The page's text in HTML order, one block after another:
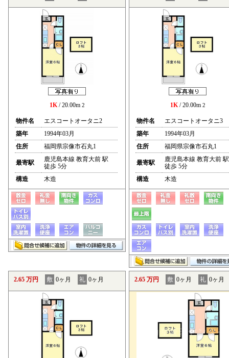
1K/ 20.00m 2
物件名
エスコートオータニ2
築年
1994年03月
住所
福岡県宗像市石丸1
最寄駅
鹿児島本線 教育大前 駅
徒歩 5分
構造
木造
1K/ 20.00m 2
物件名
エスコートオータニ3
築年
1994年03月
住所
福岡県宗像市石丸1
最寄駅
鹿児島本線 教育大前 駅
徒歩 5分
構造
木造
2.65 万円 敷 0ヶ月 礼 0ヶ月 2.65 万円 敷 0ヶ月 礼 0ヶ月